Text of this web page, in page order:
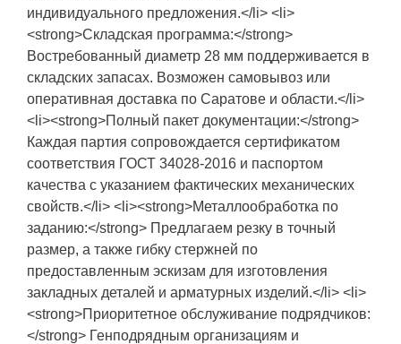
индивидуального предложения.</li> <li>
<strong>Складская программа:</strong>
Востребованный диаметр 28 мм поддерживается в
складских запасах. Возможен самовывоз или
оперативная доставка по Саратове и области.</li>
<li><strong>Полный пакет документации:</strong>
Каждая партия сопровождается сертификатом
соответствия ГОСТ 34028-2016 и паспортом
качества с указанием фактических механических
свойств.</li> <li><strong>Металлообработка по
заданию:</strong> Предлагаем резку в точный
размер, а также гибку стержней по
предоставленным эскизам для изготовления
закладных деталей и арматурных изделий.</li> <li>
<strong>Приоритетное обслуживание подрядчиков:
</strong> Генподрядным организациям и